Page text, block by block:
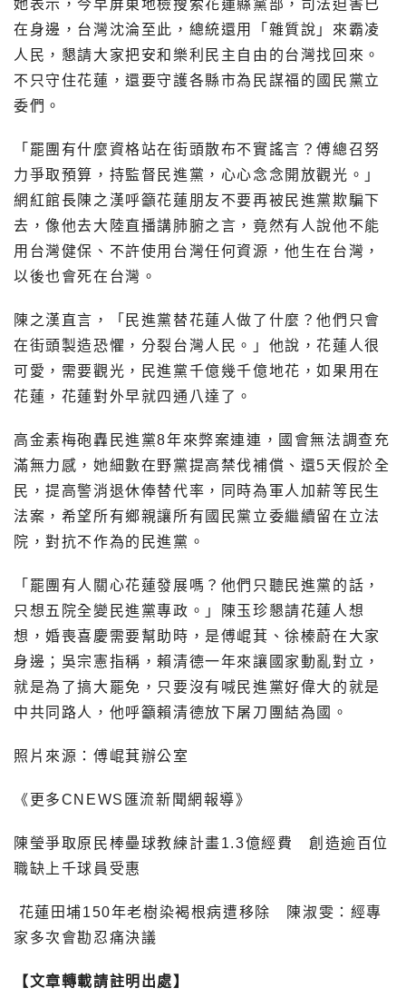
她表示，今早屏東地檢搜索花蓮縣黨部，司法迫害已
在身邊，台灣沈淪至此，總統還用「雜質說」來霸凌
人民，懇請大家把安和樂利民主自由的台灣找回來。
不只守住花蓮，還要守護各縣市為民謀福的國民黨立
委們。
「罷團有什麼資格站在街頭散布不實謠言？傅總召努
力爭取預算，持監督民進黨，心心念念開放觀光。」
網紅館長陳之漢呼籲花蓮朋友不要再被民進黨欺騙下
去，像他去大陸直播講肺腑之言，竟然有人說他不能
用台灣健保、不許使用台灣任何資源，他生在台灣，
以後也會死在台灣。
陳之漢直言，「民進黨替花蓮人做了什麼？他們只會
在街頭製造恐懼，分裂台灣人民。」他說，花蓮人很
可愛，需要觀光，民進黨千億幾千億地花，如果用在
花蓮，花蓮對外早就四通八達了。
高金素梅砲轟民進黨8年來弊案連連，國會無法調查充
滿無力感，她細數在野黨提高禁伐補償、還5天假於全
民，提高警消退休俸替代率，同時為軍人加薪等民生
法案，希望所有鄉親讓所有國民黨立委繼續留在立法
院，對抗不作為的民進黨。
「罷團有人關心花蓮發展嗎？他們只聽民進黨的話，
只想五院全變民進黨專政。」陳玉珍懇請花蓮人想
想，婚喪喜慶需要幫助時，是傅崐萁、徐榛蔚在大家
身邊；吳宗憲指稱，賴清德一年來讓國家動亂對立，
就是為了搞大罷免，只要沒有喊民進黨好偉大的就是
中共同路人，他呼籲賴清德放下屠刀團結為國。
照片來源：傅崐萁辦公室
《更多CNEWS匯流新聞網報導》
陳瑩爭取原民棒壘球教練計畫1.3億經費 創造逾百位
職缺上千球員受惠
花蓮田埔150年老樹染褐根病遭移除 陳淑雯：經專
家多次會勘忍痛決議
【文章轉載請註明出處】